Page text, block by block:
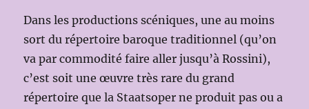
Dans les productions scéniques, une au moins
sort du répertoire baroque traditionnel (qu’on
va par commodité faire aller jusqu’à Rossini),
c’est soit une œuvre très rare du grand
répertoire que la Staatsoper ne produit pas ou a